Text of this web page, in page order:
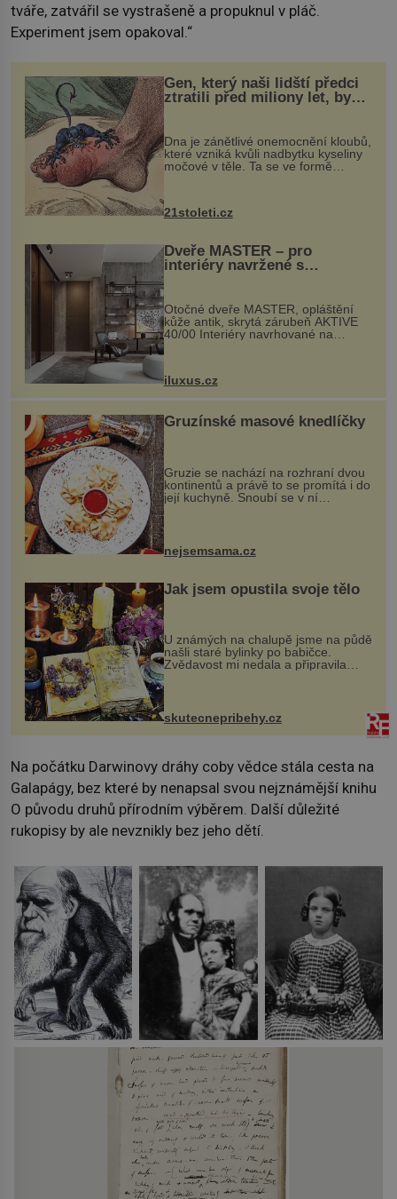
tváře, zatvářil se vystrašeně a propuknul v pláč.
Experiment jsem opakoval.“
Gen, který naši lidští předci
ztratili před miliony let, by
mohl pomoci s léčbou
„nemoci králů“
Dna je zánětlivé onemocnění kloubů,
které vzniká kvůli nadbytku kyseliny
močové v těle. Ta se ve formě
nohou, a způsobuje bole...
21stoleti.cz
Dveře MASTER – pro
interiéry navržené s
rozumem i vášní!
Otočné dveře MASTER, opláštění
kůže antik, skrytá zárubeň AKTIVE
40/00 Interiéry navrhované na
zakázku často vyžadují atypické
rozměry nejen nábytku, ale i
dnes umož...
iluxus.cz
Gruzínské masové knedlíčky
Gruzie se nachází na rozhraní dvou
kontinentů a právě to se promítá i do
její kuchyně. Snoubí se v ní
evropské a asijské chutě a díky tomu
pokrmy, které rozhodně st...
nejsemsama.cz
Jak jsem opustila svoje tělo
U známých na chalupě jsme na půdě
našli staré bylinky po babičce.
Zvědavost mi nedala a připravila
jsem si z nich lektvar… Zimní pobyt
na chalupě se pro mě vlastní vinou
změnil v děsivý zážitek, na kt...
skutecnepribehy.cz
Na počátku Darwinovy dráhy coby vědce stála cesta na
Galapágy, bez které by nenapsal svou nejznámější knihu
O původu druhů přírodním výběrem. Další důležité
rukopisy by ale nevznikly bez jeho dětí.